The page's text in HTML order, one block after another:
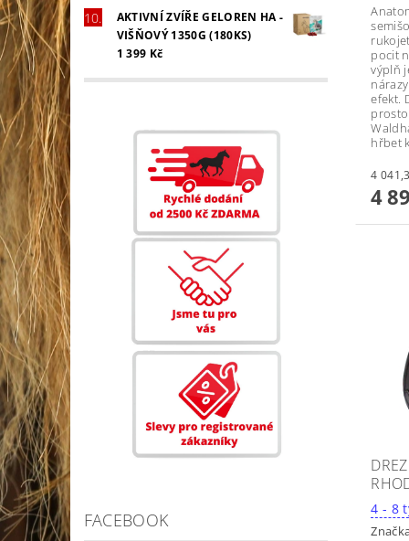
AKTIVNÍ ZVÍŘE GELOREN HA -
VIŠŇOVÝ 1350G (180KS)
1 399 Kč
FACEBOOK
pocit
výplň
efekt.
hřbet
4